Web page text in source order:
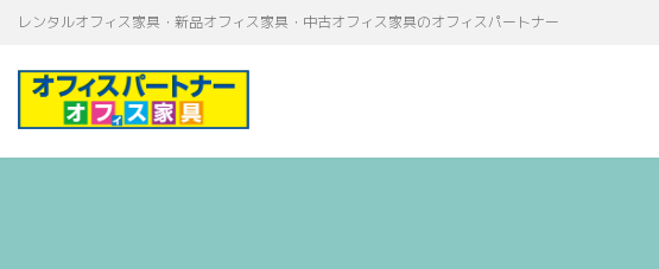
テ
ゲ
レンタルオフィス家具・新品オフィス家具・中古オフィス家具のオフィスパートナー